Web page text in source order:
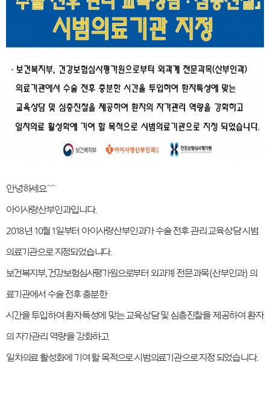
안녕하세요^^
아이사랑산부인과입니다.
2018년 10월 1일부터 아이사랑산부인과가 수술 전후 관리 교육상담 시범
의료기관으로 지정되었습니다.
보건복지부, 건강보험심사평가원으로부터 외과계 전문과목(산부인과) 의
료기관에서 수술 전후 충분한
시간을 투입하여 환자특성에 맞는 교육상담 및 심층진찰을 제공하여 환자
의 자가관리 역량을 강화하고
일차의료 활성화에 기여 할 목적으로 시범의료기관으로 지정 되었습니다.